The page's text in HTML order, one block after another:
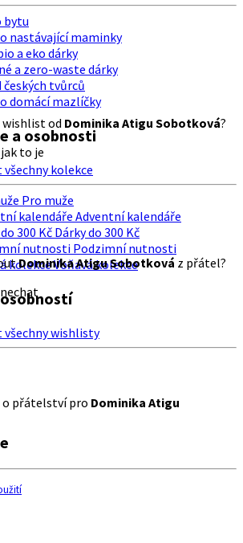
bytu
nastávající maminky
a eko dárky
a zero-waste dárky
českých tvůrců
domácí mazlíčky
a osobnosti
kolekce
Pro muže
Adventní kalendáře
Dárky do 300 Kč
Podzimní nutnosti
Voňavá kolekce
všechny wishlisty
wishlist od Dominika Atigu Sobotková?
to je
Dominika Atigu Sobotková z přátel?
o přátelství pro Dominika Atigu